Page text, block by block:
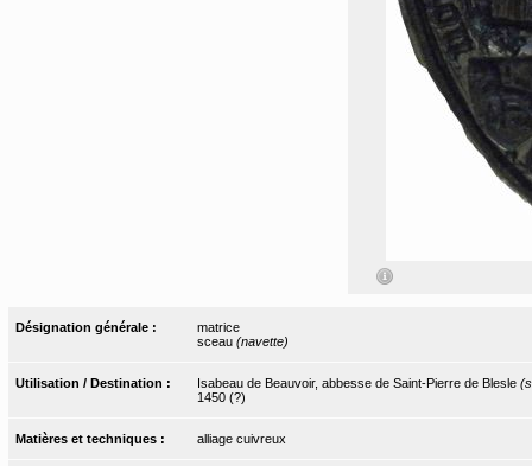
Désignation générale :
matrice
sceau (navette)
Utilisation / Destination : Isabeau de Beauvoir, abbesse de Saint-Pierre de Blesle
1450 (?)
Matières et techniques : alliage cuivreux